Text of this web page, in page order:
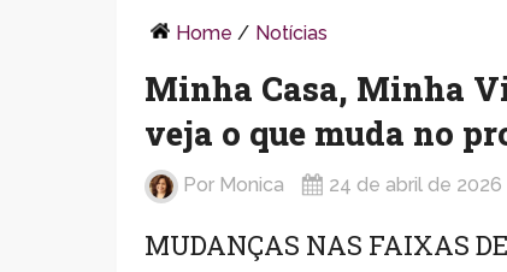
Home / Notícias
Minha Casa, Minha
veja o que muda no
Por Monica 24 de abril de 2026
MUDANÇAS NAS FAIXAS